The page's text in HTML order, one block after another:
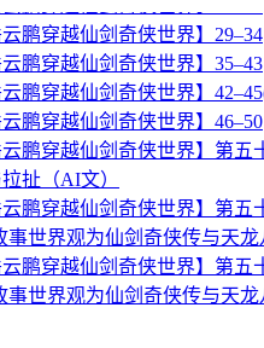
云鹏穿越仙剑奇侠世界】29–34
云鹏穿越仙剑奇侠世界】35–43
云鹏穿越仙剑奇侠世界】
云鹏穿越仙剑奇侠世界】46–50
云鹏穿越仙剑奇侠世界】第五
扯（AI文）
云鹏穿越仙剑奇侠世界】第五
事世界观为仙剑奇侠传与天
云鹏穿越仙剑奇侠世界】第五
事世界观为仙剑奇侠传与天